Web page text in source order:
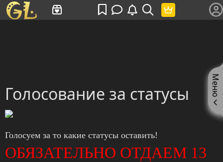
Голосование за статусы
Голосуем за то какие статусы оставить!
ОБЯЗАТЕЛЬНО ОТДАЕМ 13
Меню